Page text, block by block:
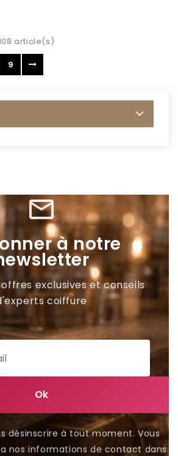
article(s)
9
mail_outline
à notre
exclusives et conseils
coiffure
désinscrire à tout moment. Vous
nos informations de contact dans